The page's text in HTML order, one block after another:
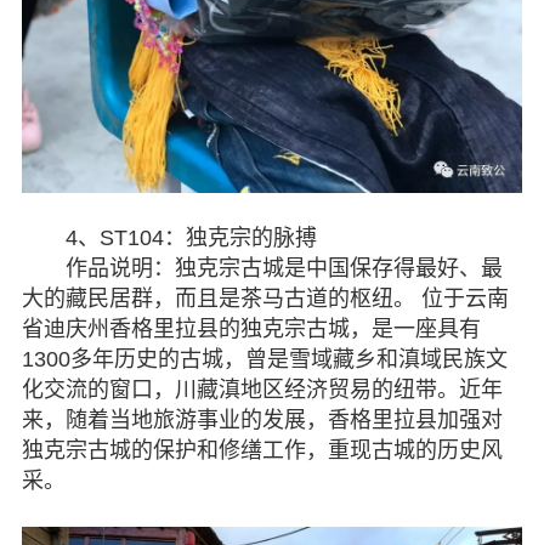
4、ST104：独克宗的脉搏
作品说明：独克宗古城是中国保存得最好、最
大的藏民居群，而且是茶马古道的枢纽。 位于云南
省迪庆州香格里拉县的独克宗古城，是一座具有
1300多年历史的古城，曾是雪域藏乡和滇域民族文
化交流的窗口，川藏滇地区经济贸易的纽带。近年
来，随着当地旅游事业的发展，香格里拉县加强对
独克宗古城的保护和修缮工作，重现古城的历史风
采。